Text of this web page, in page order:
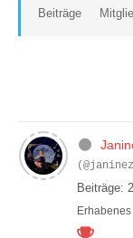
Beiträge
Beiträge: